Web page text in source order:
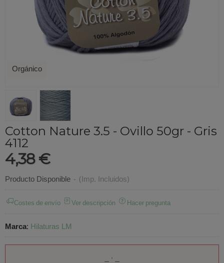
Orgánico
Cotton Nature 3.5 - Ovillo 50gr - Gris
4112
4,38 €
Producto Disponible - (Imp. Incluidos)
Costes de envío Ver descripción Hacer pregunta
Marca: Hilaturas LM